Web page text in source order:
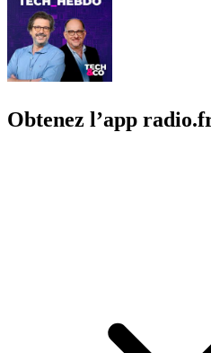
Obtenez l’app